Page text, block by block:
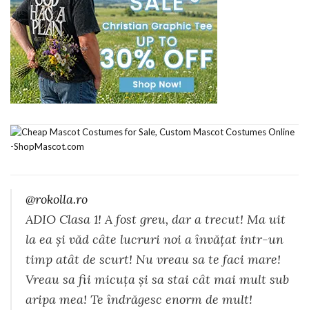
@rokolla.ro
ADIO Clasa 1! A fost greu, dar a trecut! Ma uit
la ea și văd câte lucruri noi a învățat intr-un
timp atât de scurt! Nu vreau sa te faci mare!
Vreau sa fii micuța și sa stai cât mai mult sub
aripa mea! Te îndrăgesc enorm de mult!